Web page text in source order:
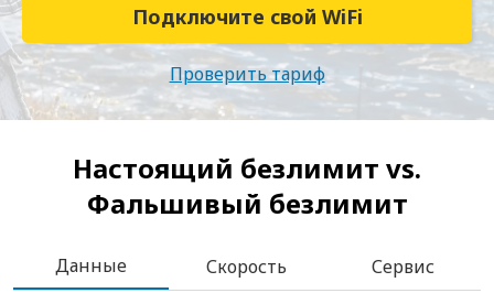
Подключите свой WiFi
Проверить тариф
Настоящий безлимит vs.
Фальшивый безлимит
Данные Скорость Сервис